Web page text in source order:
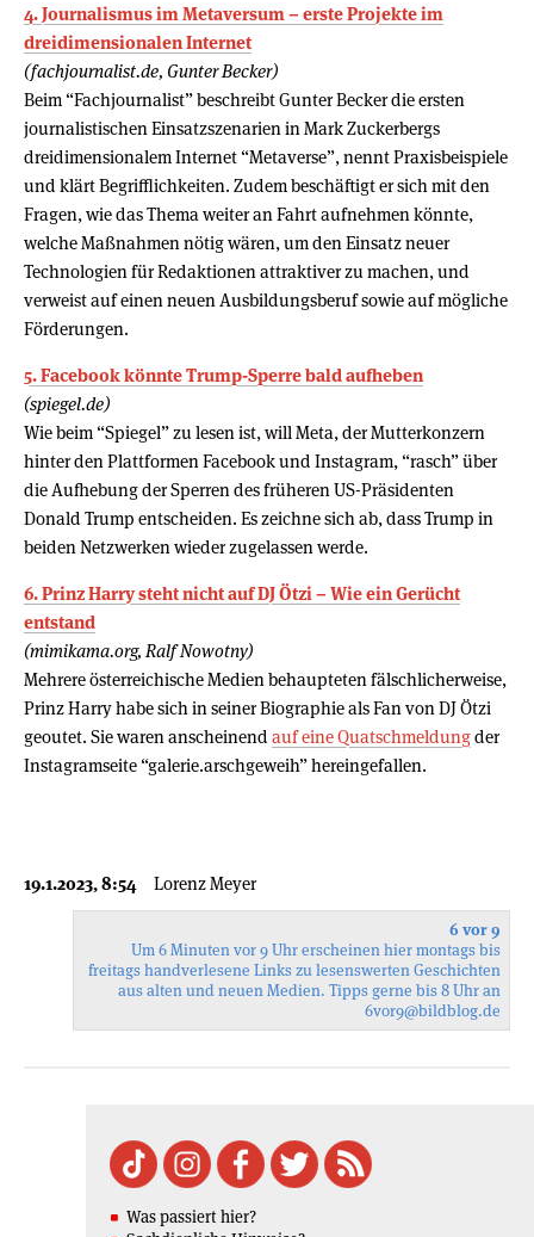
4. Journalismus im Metaversum – erste Projekte im
dreidimensionalen Internet
(fachjournalist.de, Gunter Becker)
Beim “Fachjournalist” beschreibt Gunter Becker die ersten
journalistischen Einsatzszenarien in Mark Zuckerbergs
dreidimensionalem Internet “Metaverse”, nennt Praxisbeispiele
und klärt Begrifflichkeiten. Zudem beschäftigt er sich mit den
Fragen, wie das Thema weiter an Fahrt aufnehmen könnte,
welche Maßnahmen nötig wären, um den Einsatz neuer
Technologien für Redaktionen attraktiver zu machen, und
verweist auf einen neuen Ausbildungsberuf sowie auf mögliche
Förderungen.
5. Facebook könnte Trump-Sperre bald aufheben
(spiegel.de)
Wie beim “Spiegel” zu lesen ist, will Meta, der Mutterkonzern
hinter den Plattformen Facebook und Instagram, “rasch” über
die Aufhebung der Sperren des früheren US-Präsidenten
Donald Trump entscheiden. Es zeichne sich ab, dass Trump in
beiden Netzwerken wieder zugelassen werde.
6. Prinz Harry steht nicht auf DJ Ötzi – Wie ein Gerücht
entstand
(mimikama.org, Ralf Nowotny)
Mehrere österreichische Medien behaupteten fälschlicherweise,
Prinz Harry habe sich in seiner Biographie als Fan von DJ Ötzi
geoutet. Sie waren anscheinend auf eine Quatschmeldungder
Instagramseite “galerie.arschgeweih” hereingefallen.
19.1.2023, 8:54 Lorenz Meyer
6 vor 9
Um 6 Minuten vor 9 Uhr erscheinen hier montags bis
freitags handverlesene Links zu lesenswerten Geschichten
aus alten und neuen Medien. Tipps gerne bis 8 Uhr an
6vor9@bildblog.de
Was passiert hier?